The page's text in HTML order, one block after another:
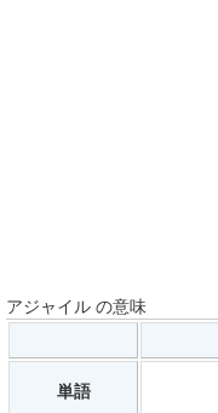
アジャイル の意味
単語